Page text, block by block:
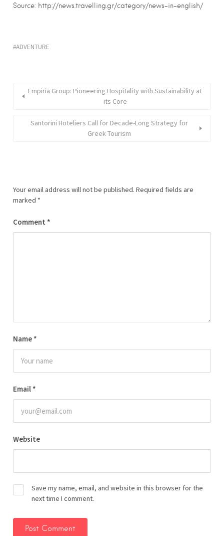
Source: http://news.travelling.gr/category/news-in-english/
ADVENTURE
Empiria Group: Pioneering Hospitality with Sustainability at
its Core
Santorini Hoteliers Call for Decade-Long Strategy for
Greek Tourism
Your email address will not be published. Required fields are
marked *
Comment *
Name *
Email *
Website
Save my name, email, and website in this browser for the
next time I comment.